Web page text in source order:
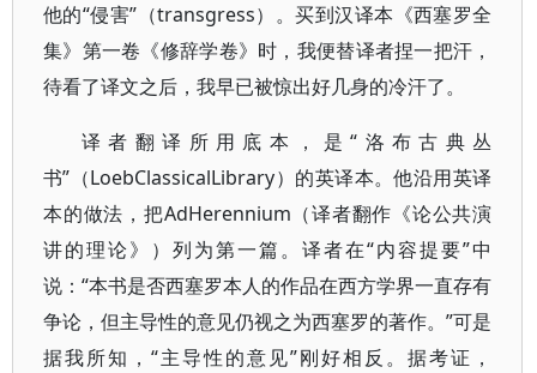
他的“侵害”（transgress）。买到汉译本《西塞罗全
集》第一卷《修辞学卷》时，我便替译者捏一把汗，
待看了译文之后，我早已被惊出好几身的冷汗了。
译者翻译所用底本，是“洛布古典丛
书”（LoebClassicalLibrary）的英译本。他沿用英译
本的做法，把AdHerennium（译者翻作《论公共演
讲的理论》）列为第一篇。译者在“内容提要”中
说：“本书是否西塞罗本人的作品在西方学界一直存有
争论，但主导性的意见仍视之为西塞罗的著作。”可是
据我所知，“主导性的意见”刚好相反。据考证，